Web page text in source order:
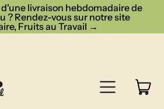
livraison hebdomadaire de
? Rendez-vous sur notre site
Fruits au Travail →
Menu